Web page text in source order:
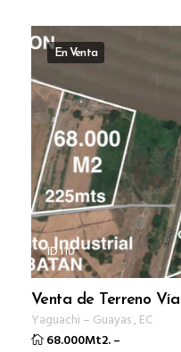
En Venta
ID I10
Venta de Terreno
Yaguachi – Guayas, EC
68.000Mt2.–